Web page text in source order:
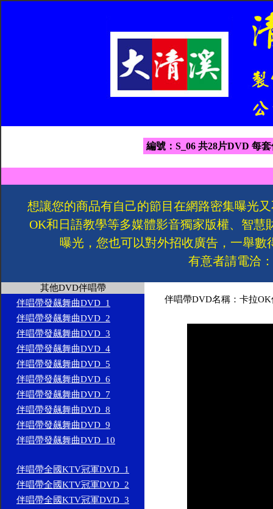
編號：S_06 共28片DVD 每
想讓您的商品有自己的節目在網路密集曝光
OK和日語教學等多媒體影音獨家版權、智
曝光，您也可以對外招收廣告，一舉
有意者請電洽
其他DVD伴唱帶
伴唱帶發飆舞曲DVD_1
伴唱帶發飆舞曲DVD_2
伴唱帶發飆舞曲DVD_3
伴唱帶發飆舞曲DVD_4
伴唱帶發飆舞曲DVD_5
伴唱帶發飆舞曲DVD_6
伴唱帶發飆舞曲DVD_7
伴唱帶發飆舞曲DVD_8
伴唱帶發飆舞曲DVD_9
伴唱帶發飆舞曲DVD_10
伴唱帶全國KTV冠軍DVD_1
伴唱帶全國KTV冠軍DVD_2
伴唱帶全國KTV冠軍DVD_3
伴唱帶DVD名稱：卡拉